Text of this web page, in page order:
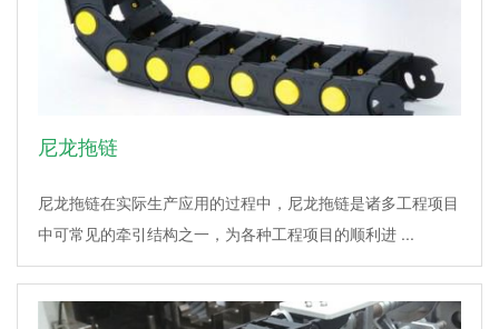
尼龙拖链
尼龙拖链在实际生产应用的过程中，尼龙拖链是诸多工程项目
中可常见的牵引结构之一，为各种工程项目的顺利进 ...